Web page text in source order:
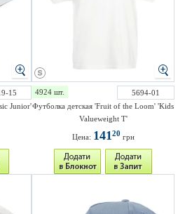
15
Junior'
4924 шт.
5694-01
Футболка детская 'Fruit of the Loom' 'Kids
Valueweight T'
Цена: 14120 грн